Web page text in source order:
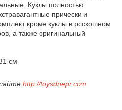
Куклы полностью
прически и
кроме куклы в роскошном
а также оригинальный
см
http://toysdnepr.com